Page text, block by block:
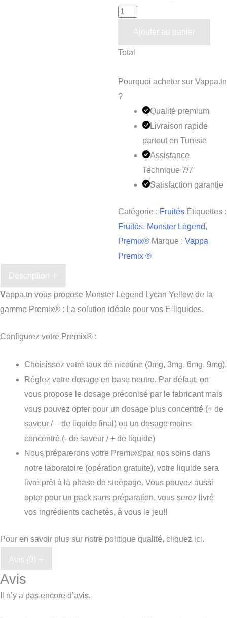
Ajouter au panier
Total
Pourquoi acheter sur Vappa.tn
?
Qualité premium
Livraison rapide
partout en Tunisie
Assistance
Technique 7/7
Satisfaction garantie
Catégorie : Fruités Étiquettes :
Fruités, Monster Legend,
Premix® Marque : Vappa
Premix ®
Description
Vappa.tn vous propose Monster Legend Lycan Yellow de la
gamme Premix® : La solution idéale pour vos E-liquides.
Configurez votre Premix® :
Choisissez votre taux de nicotine (0mg, 3mg, 6mg, 9mg).
Réglez votre dosage en base neutre. Par défaut, on
vous propose le dosage préconisé par le fabricant mais
vous pouvez opter pour un dosage plus concentré (+ de
saveur / – de liquide final) ou un dosage moins
concentré (- de saveur / + de liquide)
Nous préparerons votre Premix®par nos soins dans
notre laboratoire (opération gratuite), votre liquide sera
livré prêt à la phase de steepage. Vous pouvez aussi
opter pour un pack sans préparation, vous serez livré
vos ingrédients cachetés, à vous le jeu!!
Pour en savoir plus sur notre politique qualité, cliquez ici.
Avis (0)
Avis
Il n’y a pas encore d’avis.